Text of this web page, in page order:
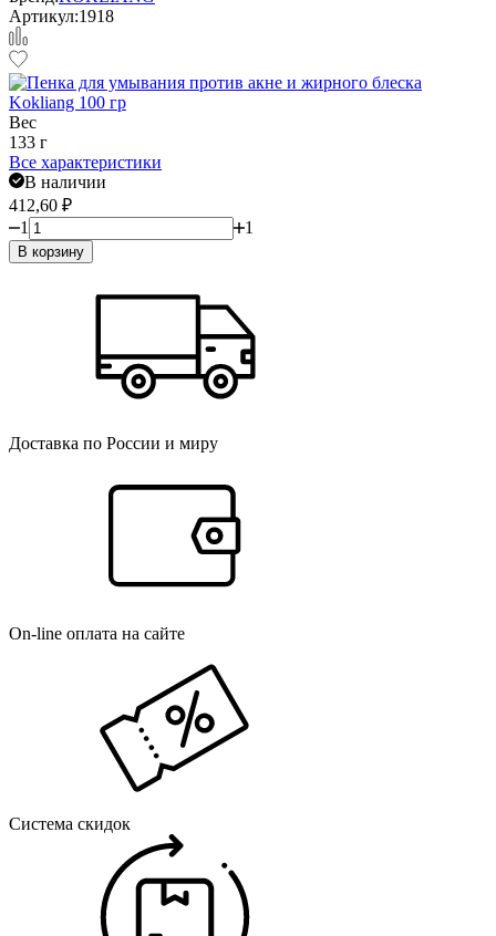
Артикул:1918
Вес
133 г
Все характеристики
В наличии
412,60 ₽
1
1
В корзину
Доставка по России и миру
On-line оплата на сайте
Система скидок